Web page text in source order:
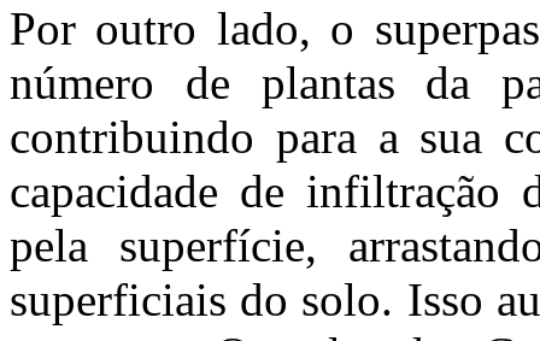
Por outro lado, o
número de plantas da
contribuindo para a sua
capacidade de infiltração
pela superfície,
superficiais do solo. Isso